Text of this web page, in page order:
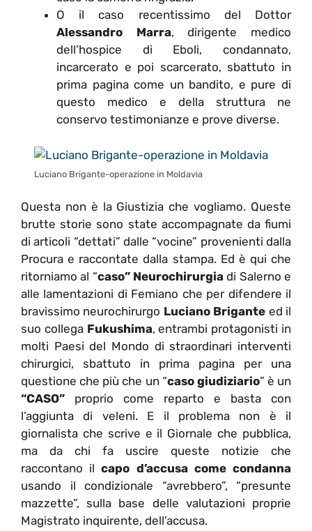
O il caso recentissimo del Dottor
Alessandro Marra, dirigente medico
dell’hospice di Eboli, condannato,
incarcerato e poi scarcerato, sbattuto in
prima pagina come un bandito, e pure di
questo medico e della struttura ne
conservo testimonianze e prove diverse.
Luciano Brigante-operazione in Moldavia
Questa non è la Giustizia che vogliamo. Queste
brutte storie sono state accompagnate da fiumi
di articoli “dettati” dalle “vocine” provenienti dalla
Procura e raccontate dalla stampa. Ed è qui che
ritorniamo al “caso” Neurochirurgia di Salerno e
alle lamentazioni di Femiano che per difendere il
bravissimo neurochirurgo Luciano Brigante ed il
suo collega Fukushima, entrambi protagonisti in
molti Paesi del Mondo di straordinari interventi
chirurgici, sbattuto in prima pagina per una
questione che più che un “caso giudiziario” è un
“CASO” proprio come reparto e basta con
l’aggiunta di veleni. E il problema non è il
giornalista che scrive e il Giornale che pubblica,
ma da chi fa uscire queste notizie che
raccontano ilcapo d’accusa come condanna
usando il condizionale “avrebbero”, “presunte
mazzette”, sulla base delle valutazioni proprie
Magistrato inquirente, dell’accusa.